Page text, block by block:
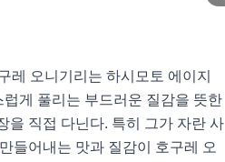
레 오니기리는 하시모토 에이지
게 풀리는 부드러운 질감을 뜻한
을 직접 다닌다. 특히 그가 자란 사
들어내는 맛과 질감이 호구레 오